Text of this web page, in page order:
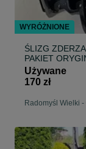
ŚLIZG
PAKIET
Używane
170 zł
Radomyśl Wielki -
WYRÓŻNIONE